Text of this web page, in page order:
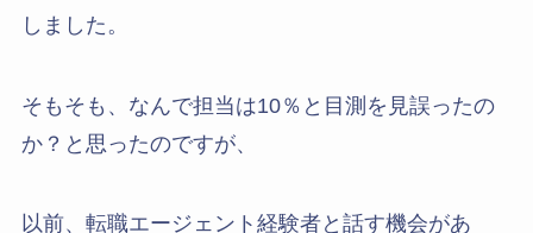
しました。
そもそも、なんで担当は10％と目測を見誤ったの
か？と思ったのですが、
以前、転職エージェント経験者と話す機会があ